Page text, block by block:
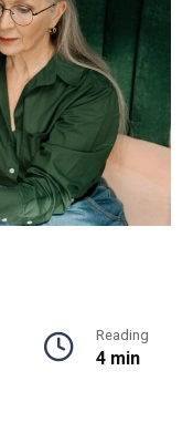
Reading
4 min